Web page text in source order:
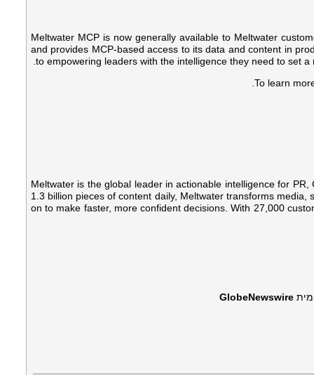
Meltwater MCP is now generally available to Meltwater
and provides MCP-based access to its data and content in
to empowering leaders with the intelligence they need to set
To learn
Meltwater is the global leader in actionable intelligence for
1.3 billion pieces of content daily, Meltwater transforms
on to make faster, more confident decisions. With 27,000
GlobeNewswire